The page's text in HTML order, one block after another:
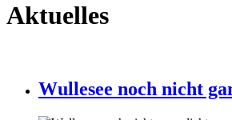
Aktuelles
Wullesee noch nicht